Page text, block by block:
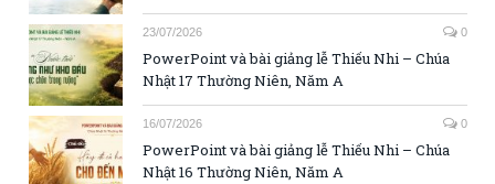
23/07/2026 0
PowerPoint và bài giảng lễ Thiếu Nhi – Chúa
Nhật 17 Thường Niên, Năm A
16/07/2026 0
PowerPoint và bài giảng lễ Thiếu Nhi – Chúa
Nhật 16 Thường Niên, Năm A